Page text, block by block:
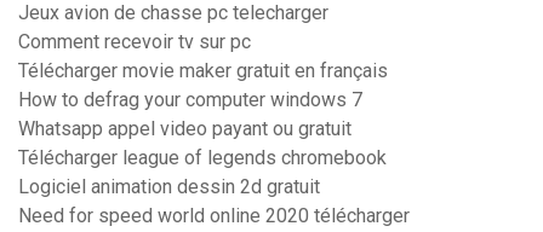
Jeux avion de chasse pc telecharger
Comment recevoir tv sur pc
Télécharger movie maker gratuit en français
How to defrag your computer windows 7
Whatsapp appel video payant ou gratuit
Télécharger league of legends chromebook
Logiciel animation dessin 2d gratuit
Need for speed world online 2020 télécharger